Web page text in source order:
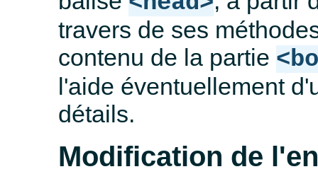
travers de ses
contenu de la partie
l'aide éventuellement
détails.
Modification de